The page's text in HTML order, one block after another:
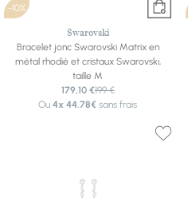
-10%
Swarovski
Bracelet jonc Swarovski Matrix en
métal rhodié et cristaux Swarovski,
taille M
179,10 €199 €
Ou4x 44.78€ sans frais